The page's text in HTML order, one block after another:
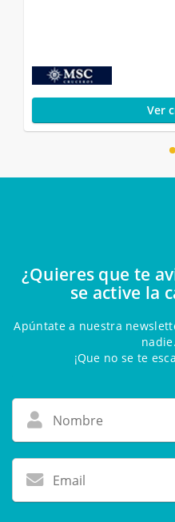
Ver
¿Quieres que te
se active la
Apúntate a nuestra
nadie.
¡Que no se te